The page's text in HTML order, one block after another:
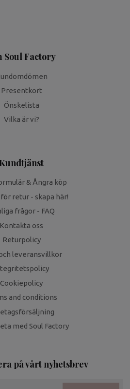
Soul Factory
Presentkort
Önskelista
Vilka är vi?
Kundtjänst
& Ångra köp
för retur - skapa här!
frågor - FAQ
Kontakta oss
Returpolicy
leveransvillkor
Cookiepolicy
and conditions
med Soul Factory
på vårt nyhetsbrev